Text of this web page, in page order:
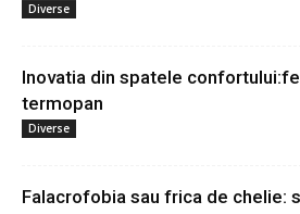
Diverse
Inovatia din spatele
termopan
Diverse
Falacrofobia sau frica de chelie: